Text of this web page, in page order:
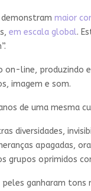
maior
em escala global.
on-line,
imagem e som.
de uma mesma
diversidades,
apagadas,
oprimidos
ganharam tons